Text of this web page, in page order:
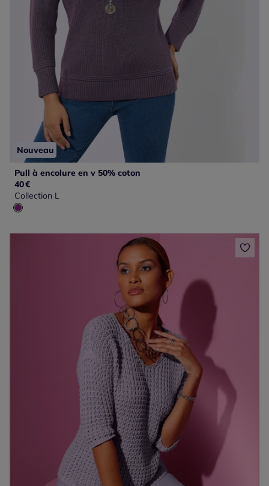
Nouveau
Pull à encolure en v 50% coton
40€
Collection L